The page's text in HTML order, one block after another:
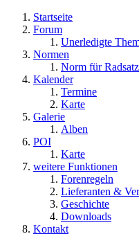
Startseite
Forum
Unerledigte
Normen
Norm für Radsatz
Kalender
Termine
Karte
Galerie
Alben
POI
Karte
weitere Funktionen
Forenregeln
Lieferanten &
Geschichte
Downloads
Kontakt